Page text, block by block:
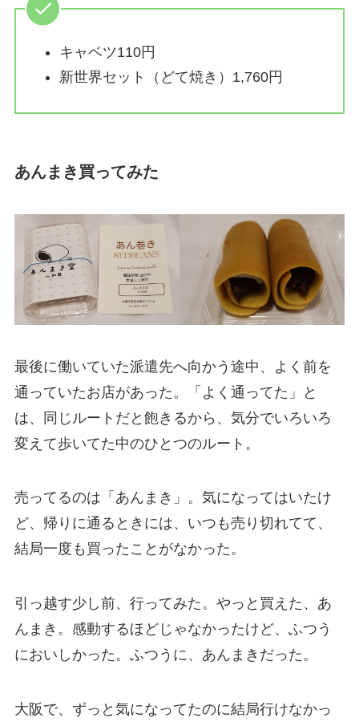
キャベツ110円
新世界セット（どて焼き）1,760円
あんまき買ってみた
最後に働いていた派遣先へ向かう途中、よく前を
通っていたお店があった。「よく通ってた」と
は、同じルートだと飽きるから、気分でいろいろ
変えて歩いてた中のひとつのルート。
売ってるのは「あんまき」。気になってはいたけ
ど、帰りに通るときには、いつも売り切れてて、
結局一度も買ったことがなかった。
引っ越す少し前、行ってみた。やっと買えた、あ
んまき。感動するほどじゃなかったけど、ふつう
においしかった。ふつうに、あんまきだった。
大阪で、ずっと気になってたのに結局行けなかっ